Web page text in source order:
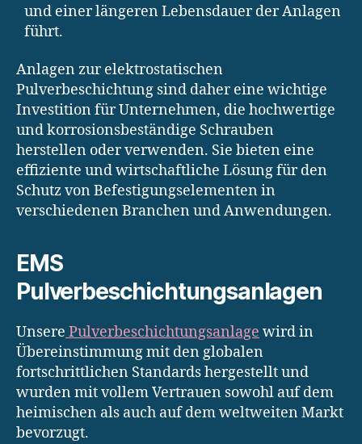
und einer längeren Lebensdauer der Anlagen
führt.
Anlagen zur elektrostatischen
Pulverbeschichtung sind daher eine wichtige
Investition für Unternehmen, die hochwertige
und korrosionsbeständige Schrauben
herstellen oder verwenden. Sie bieten eine
effiziente und wirtschaftliche Lösung für den
Schutz von Befestigungselementen in
verschiedenen Branchen und Anwendungen.
EMS
Pulverbeschichtungsanlagen
Unsere Pulverbeschichtungsanlage wird in
Übereinstimmung mit den globalen
fortschrittlichen Standards hergestellt und
wurden mit vollem Vertrauen sowohl auf dem
heimischen als auch auf dem weltweiten Markt
bevorzugt.